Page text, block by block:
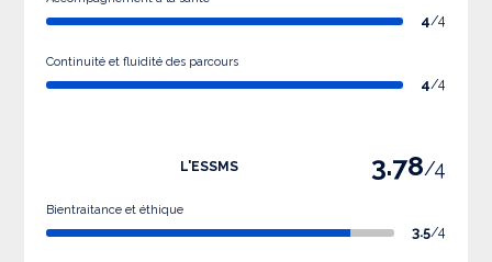
4/4
Continuité et fluidité des parcours
4/4
L'ESSMS 3.78/4
Bientraitance et éthique
3.5/4